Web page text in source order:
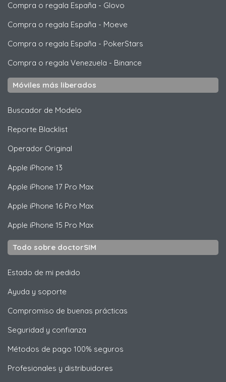
Compra o regala España - Glovo
Compra o regala España - Moeve
Compra o regala España - PokerStars
Compra o regala Venezuela - Binance
Móviles más liberados
Buscador de Modelo
Reporte Blacklist
Operador Original
Apple iPhone 13
Apple iPhone 17 Pro Max
Apple iPhone 16 Pro Max
Apple iPhone 15 Pro Max
Todo sobre doctorSIM
Estado de mi pedido
Ayuda y soporte
Compromiso de buenas prácticas
Seguridad y confianza
Métodos de pago 100% seguros
Profesionales y distribuidores